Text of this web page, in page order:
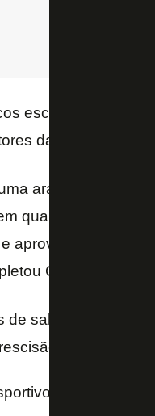
esclarecimentos
da gestão
arapuca. Vamos
qual contrato. É
aprovam. Qual a
Guimarães.
de salários
unilateral do
- O Globo